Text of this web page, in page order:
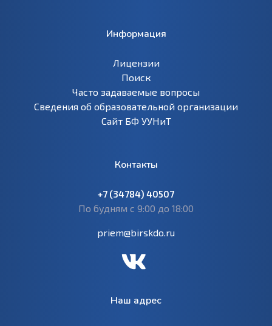
Информация
Лицензии
Поиск
Часто задаваемые вопросы
Сведения об образовательной организации
Сайт БФ УУНиТ
Контакты
+7 (34784) 40507
По будням с 9:00 до 18:00
priem@birskdo.ru
Наш адрес